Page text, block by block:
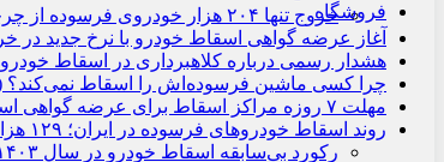
فروشگاهخروج تنها ۲۰۴ هزار خودروی فرسوده از چرخه ترافیک در سال گذشته
آغاز عرضه گواهی اسقاط خودرو با نرخ جدید در خرداد
هشدار رسمی درباره کلاهبرداری در اسقاط
چرا کسی ماشین فرسوده‌اش را اسقاط نمی‌کند؟ (
مهلت ۷ روزه مراکز اسقاط برای عرضه گواهی اسقاط خودرو ( دی ۱۴۰۴)
روند اسقاط خودروهای فرسوده در ایران؛ ۱۲۹ هزار دستگاه از ابتدای سال خارج شد ( آبان ۱۴۰۴)
رکورد بی‌سابقه اسقاط خودرو در سال ۱۴۰۳ (فروردین ۱۴۰۴)